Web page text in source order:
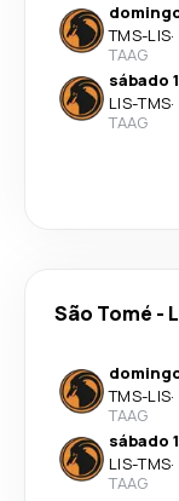
TMS-LIS·
TAAG
sábado
LIS-TMS·
TAAG
São Tomé -
TMS-LIS·
TAAG
sábado
LIS-TMS·
TAAG